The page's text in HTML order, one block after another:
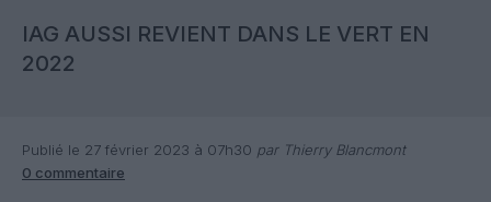
IAG AUSSI REVIENT DANS LE VERT EN
2022
Publié le 27 février 2023 à 07h30 par Thierry Blancmont
0 commentaire